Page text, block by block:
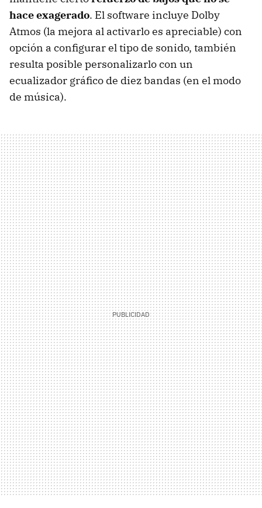
hace exagerado. El software incluye Dolby
Atmos (la mejora al activarlo es apreciable) con
opción a configurar el tipo de sonido, también
resulta posible personalizarlo con un
ecualizador gráfico de diez bandas (en el modo
de música).